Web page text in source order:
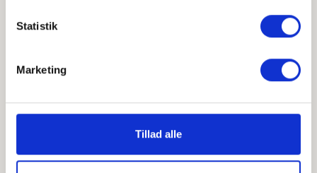
Statistik
Marketing
Tillad alle
og bekymringer.
administrative byrde for personalet, men skaber også
en meget mere smidig og engagerende digital